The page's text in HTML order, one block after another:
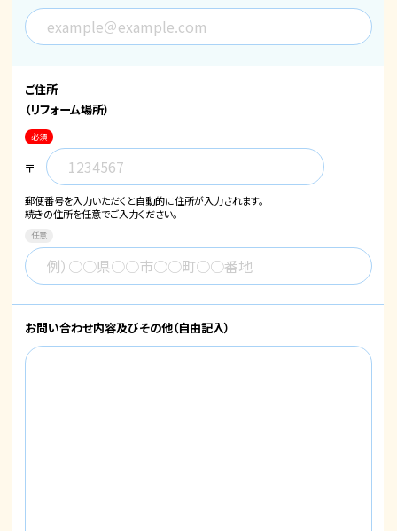
ご住所
（リフォーム場所）
必須
〒
郵便番号を入力いただくと自動的に住所が入力されます。
続きの住所を任意でご入力ください。
任意
お問い合わせ内容及びその他（自由記入）